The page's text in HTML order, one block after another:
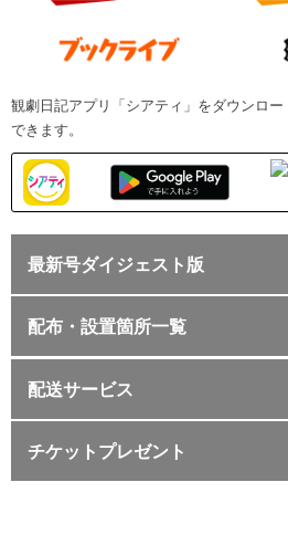
観劇日記アプリ「シアティ」をダウンロ
できます。
最新号ダイジェスト版
配布・設置箇所一覧
配送サービス
チケットプレゼント